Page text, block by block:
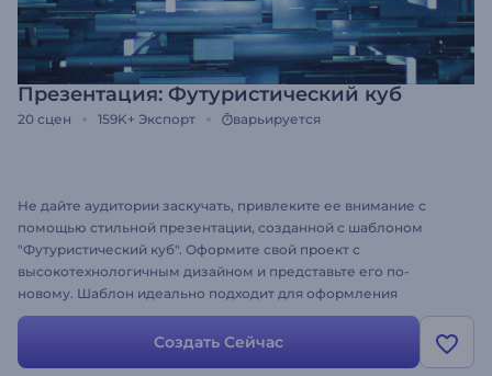
Презентация: Футуристический куб
20 сцен 159K+ Экспорт варьируется
Не дайте аудитории заскучать, привлеките ее внимание с
помощью стильной презентации, созданной с шаблоном
"Футуристический куб". Оформите свой проект с
высокотехнологичным дизайном и представьте его по-
новому. Шаблон идеально подходит для оформления
корпоративных презентаций, бизнес-промороликов,
рекламных объявлений и многого другого. Как использовать
шаблон: загрузите свои изображения, измените текст,
Создать Сейчас